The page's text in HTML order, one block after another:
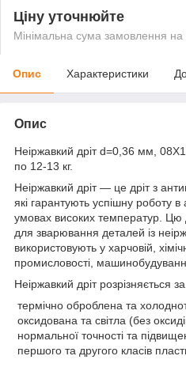
Ціну уточнюйте
Мінімальна сума замовлення
Опис Характеристики
Опис
Неіржавкий дріт d=0,36 мм,
по 12-13 кг.
Неіржавкий дріт — це дріт з
які гарантують успішну роботу
умовах високих температур. Цю
для зварювання деталей із
використовують у харчовій,
промисловості,
Неіржавкий дріт розрізняється
термічно оброблена та
оксидована та світла (без
нормальної точності та
першого та другого класів